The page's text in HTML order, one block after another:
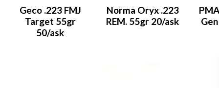
Geco .223 FMJ
Target 55gr
50/ask
Norma Oryx .223
REM. 55gr 20/ask